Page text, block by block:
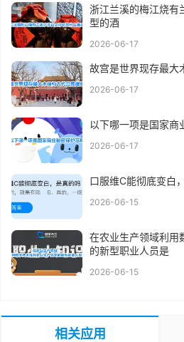
浙江兰溪的梅江烧有
型的酒
2026-06-17
故宫是世界现存最大
2026-06-17
以下哪一项是国家商
2026-06-17
口服维C能彻底变白
2026-06-15
在农业生产领域利用
的新型职业人员是
2026-06-15
相关应用